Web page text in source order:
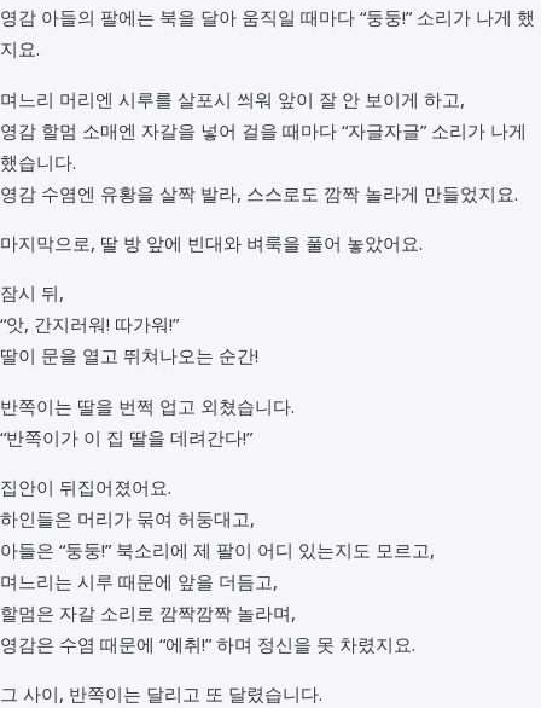
영감 아들의 팔에는 북을 달아 움직일 때마다 “둥둥!” 소리가 나게 했
지요.
며느리 머리엔 시루를 살포시 씌워 앞이 잘 안 보이게 하고,
영감 할멈 소매엔 자갈을 넣어 걸을 때마다 “자글자글” 소리가 나게
했습니다.
영감 수염엔 유황을 살짝 발라, 스스로도 깜짝 놀라게 만들었지요.
마지막으로, 딸 방 앞에 빈대와 벼룩을 풀어 놓았어요.
잠시 뒤,
“앗, 간지러워! 따가워!”
딸이 문을 열고 뛰쳐나오는 순간!
반쪽이는 딸을 번쩍 업고 외쳤습니다.
“반쪽이가 이 집 딸을 데려간다!”
집안이 뒤집어졌어요.
하인들은 머리가 묶여 허둥대고,
아들은 “둥둥!” 북소리에 제 팔이 어디 있는지도 모르고,
며느리는 시루 때문에 앞을 더듬고,
할멈은 자갈 소리로 깜짝깜짝 놀라며,
영감은 수염 때문에 “에취!” 하며 정신을 못 차렸지요.
그 사이, 반쪽이는 달리고 또 달렸습니다.